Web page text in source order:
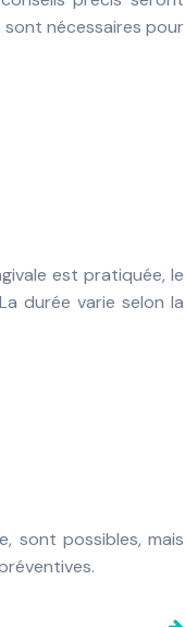
nécessaires pour
est pratiquée, le
durée varie selon la
sont possibles, mais